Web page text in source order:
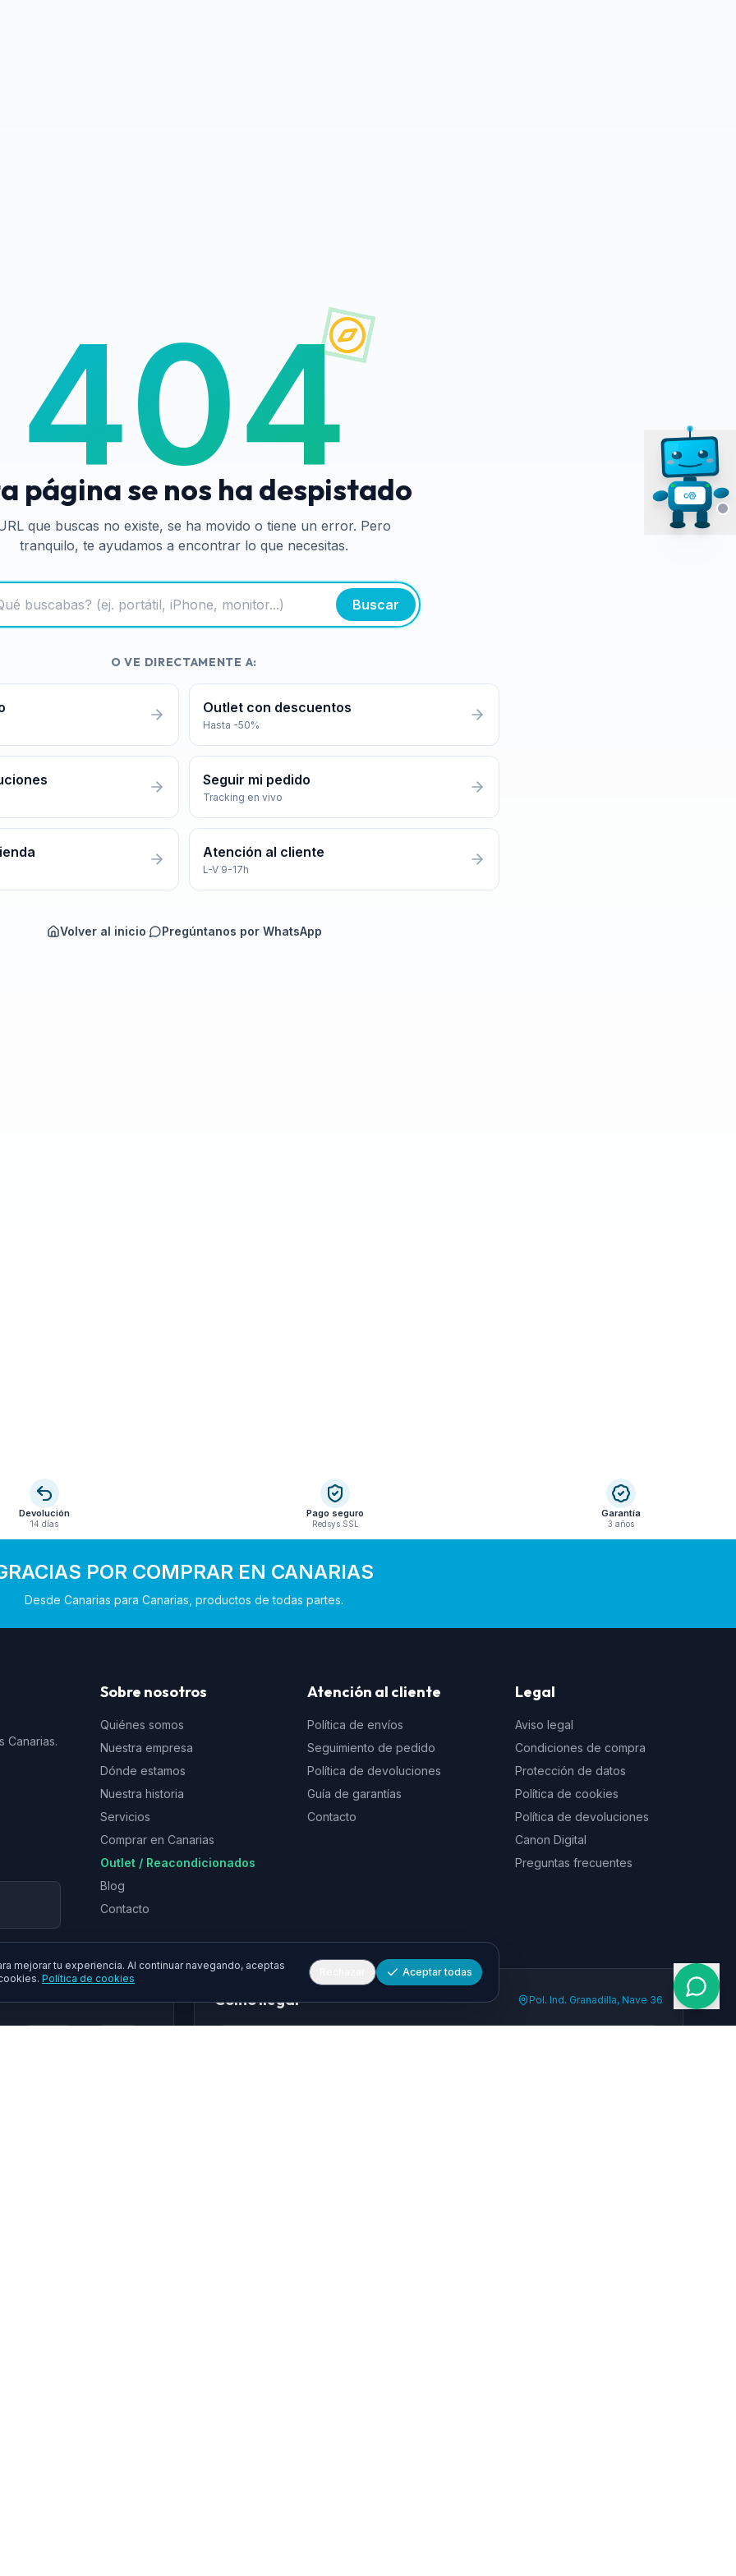
404
página se nos ha despistado
que buscas no existe, se ha movido o tiene un error. Pero
tranquilo, te ayudamos a encontrar lo que necesitas.
Buscar
O VE DIRECTAMENTE A:
Outlet con descuentos
Hasta -50%
Seguir mi pedido
Tracking en vivo
Atención al cliente
L-V 9-17h
Volver al inicio· Pregúntanos por WhatsApp
Devolución
14 días
Pago seguro
Redsys SSL
Garantía
3 años
POR COMPRAR EN CANARIAS
Desde Canarias para Canarias, productos de todas partes.
Canarias.
Sobre nosotros
Quiénes somos
Nuestra empresa
Dónde estamos
Nuestra historia
Servicios
Comprar en Canarias
Outlet / Reacondicionados
Blog
Contacto
Atención al cliente
Política de envíos
Seguimiento de pedido
Política de devoluciones
Guía de garantías
Contacto
Legal
Aviso legal
Condiciones de compra
Protección de datos
Política de cookies
Política de devoluciones
Canon Digital
Preguntas frecuentes
Cómo llegar Pol. Ind. Granadilla, Nave 36
mejorar tu experiencia. Al continuar navegando, aceptas
Política de cookies
Aceptar todas